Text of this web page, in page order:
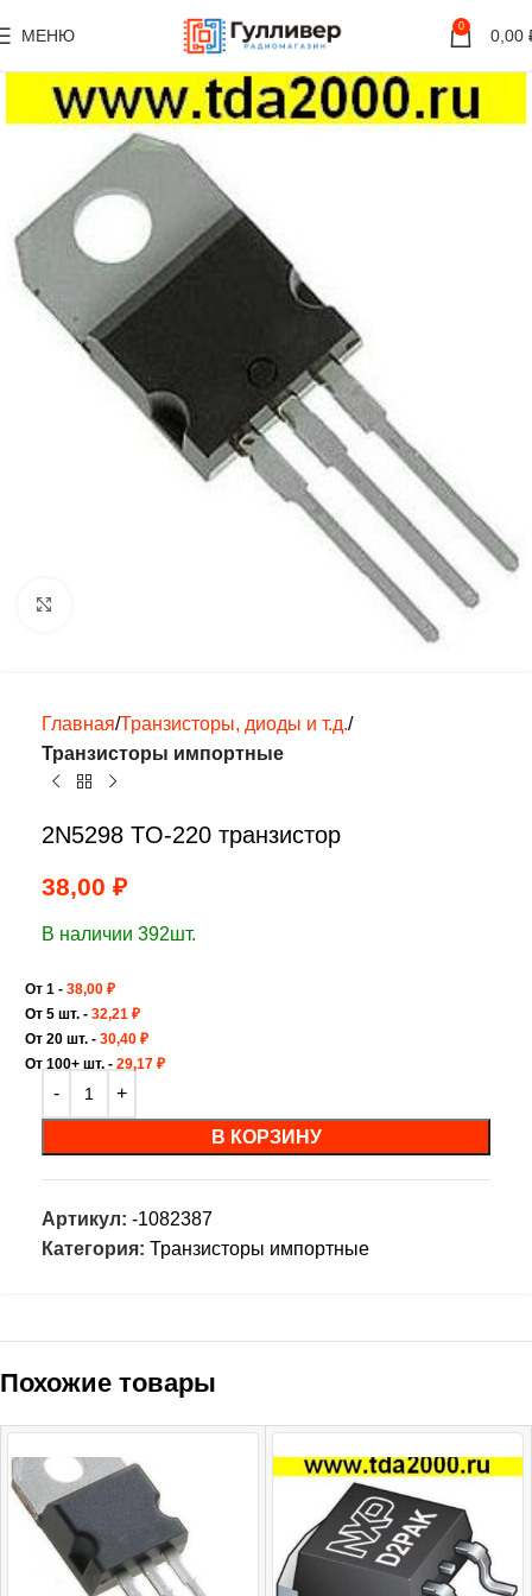
МЕНЮ 0 0,00
Главная Транзисторы, диоды и т.д.
Транзисторы импортные
2N5298 TO-220 транзистор
38,00 ₽
В наличии 392шт.
От 1 - 38,00 ₽
От 5 шт. - 32,21 ₽
От 20 шт. - 30,40 ₽
От 100+ шт. - 29,17 ₽
В КОРЗИНУ
Артикул: -1082387
Категория: Транзисторы импортные
Похожие товары